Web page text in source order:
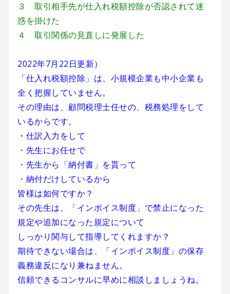
３ 取引相手先が仕入れ税額控除が否認されて迷
惑を掛けた
４ 取引関係の見直しに発展した
2022年7月22日更新）
「仕入れ税額控除」は、小規模企業も中小企業も
全く把握していません。
その理由は、顧問税理士任せの、税務処理をして
いるからです。
・仕訳入力をして
・先生にお任せで
・先生から「納付書」を貰って
・納付だけしているから
皆様は如何ですか？
その先生は、「インボイス制度」で禁止になった
規定や追加になった規定について
しっかり関与して指導してくれますか？
期待できない場合は、「インボイス制度」の保存
義務違反になり兼ねません。
信頼できるコンサルに早めに相談しましょうね。